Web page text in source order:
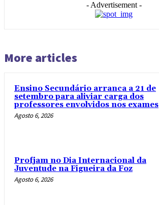
- Advertisement -
More articles
Ensino Secundário arranca a 21 de
setembro para aliviar carga dos
professores envolvidos nos exames
Agosto 6, 2026
Profjam no Dia Internacional da
Juventude na Figueira da Foz
Agosto 6, 2026